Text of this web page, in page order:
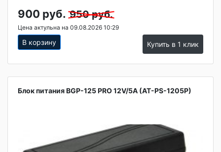
900 руб. 950 руб.
Цена актульна на 09.08.2026 10:29
В корзину Купить в 1 клик
Блок питания BGP-125 PRO 12V/5A (AT-PS-1205P)